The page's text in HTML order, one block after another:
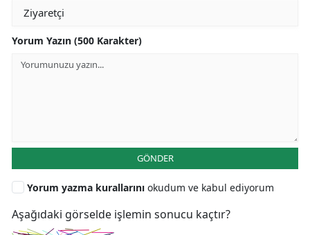
Yorum Yazın (500 Karakter)
GÖNDER
Yorum yazma kurallarını okudum ve kabul ediyorum
Aşağıdaki görselde işlemin sonucu kaçtır?